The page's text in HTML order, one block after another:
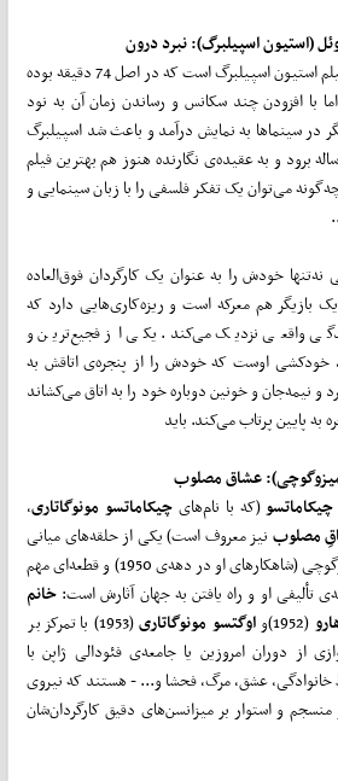
(استیون اسپیلبرگ): نبرد درون
اولین فیلم استیون اسپیلبرگ است که در اصل 74 دقیقه بوده
با افزودن چند سکانس و رساندن زمان آن به نود
در سینماها به نمایش درآمد و باعث شد اسپیلبرگ
برود و به عقیده‌ی نگارنده هنوز هم بهترین فیلم
می‌توان یک تفکر فلسفی را با زبان سینمایی و
خودش را به عنوان یک کارگردان فوق‌العاده
بازیگر هم معرکه است و ریزه‌کاری‌هایی دارد که
واقعی نزدیک می‌کند. یکی از فجیع‌ترین و
خودکشی اوست که خودش را از پنجره‌ی اتاقش به
نیمه‌جان و خونین دوباره خود را به اتاق می‌کشاند
پایین پرتاب می‌کند. باید
: عشاق مصلوب
(که با نام‌های چیکاماتسو مونوگاتاری،
مصلوبنیز معروف است) یکی از حلقه‌های میانی
واپسین دوره‌ی فیلم‌سازی میزوگوچی (شاهکارهای او در دهه‌ی 1950) و قطعه‌ای مهم
تألیفی او و راه یافتن به جهان آثارش است: خانم
اوگتسو مونوگاتاری
(1953) با تمرکز بر
از دوران امروزین یا جامعه‌ی فئودالی ژاپن با
خانوادگی، عشق، مرگ، فحشا و... - هستند که نیروی
و استوار بر میزانسن‌های دقیق کارگردان‌شان